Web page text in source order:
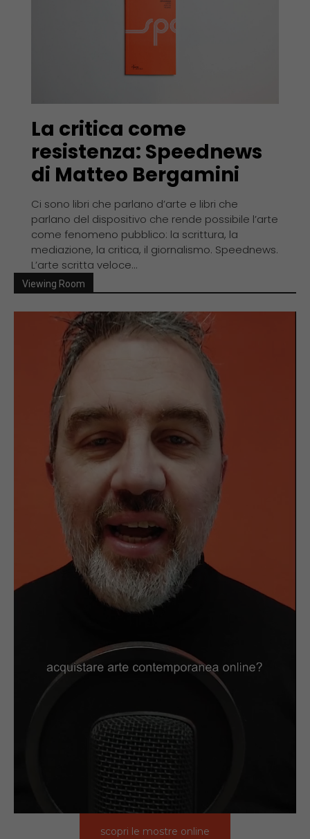
La critica come
resistenza: Speednews
di Matteo Bergamini
Ci sono libri che parlano d’arte e libri che
parlano del dispositivo che rende possibile l’arte
come fenomeno pubblico: la scrittura, la
mediazione, la critica, il giornalismo. Speednews.
L’arte scritta veloce...
Viewing Room
scopri le mostre online